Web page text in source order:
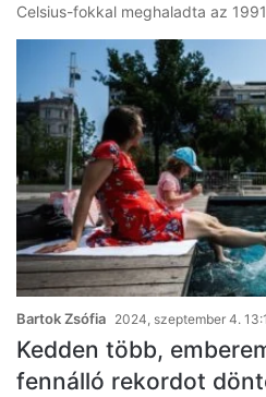
Celsius-fokkal meghaladta az
Bartok Zsófia 2024, szeptember 4.
Kedden több,
fennálló rekordot